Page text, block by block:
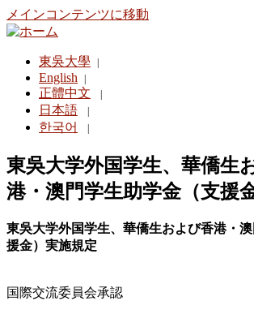
メインコンテンツに移動
東吳大學
English
正體中文
日本語
한국어
東吳大学外国学生、華僑生
港・澳門学生助学金（支援
東吳大学外国学生、華僑生および香港・
援金）実施規定
国際交流委員会承認